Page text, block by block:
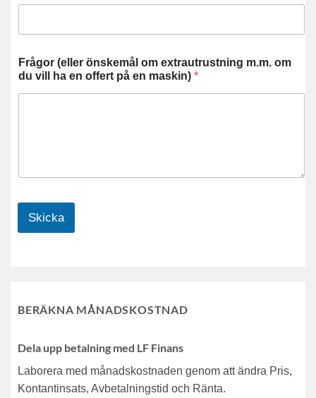
Frågor (eller önskemål om extrautrustning m.m. om
du vill ha en offert på en maskin) *
Skicka
BERÄKNA MÅNADSKOSTNAD
Dela upp betalning med LF Finans
Laborera med månadskostnaden genom att ändra Pris,
Kontantinsats, Avbetalningstid och Ränta.